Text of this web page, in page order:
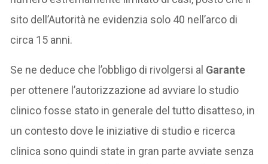
sito dell’Autorità ne evidenzia solo 40 nell’arco di
circa 15 anni.
Se ne deduce che l’obbligo di rivolgersi al Garante
per ottenere l’autorizzazione ad avviare lo studio
clinico fosse stato in generale del tutto disatteso, in
un contesto dove le iniziative di studio e ricerca
clinica sono quindi state in gran parte avviate senza